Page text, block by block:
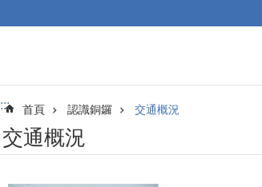
::: 首頁 認識銅鑼 交通概況
交通概況